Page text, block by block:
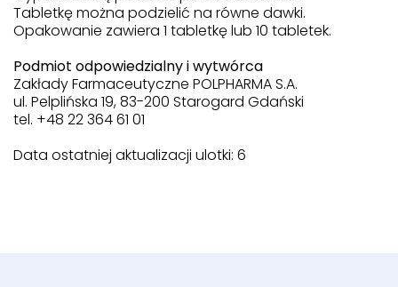
Tabletkę można podzielić na równe dawki.
Opakowanie zawiera 1 tabletkę lub 10 tabletek.
Podmiot odpowiedzialny i wytwórca
Zakłady Farmaceutyczne POLPHARMA S.A.
ul. Pelplińska 19, 83-200 Starogard Gdański
tel. +48 22 364 61 01
Data ostatniej aktualizacji ulotki: 6